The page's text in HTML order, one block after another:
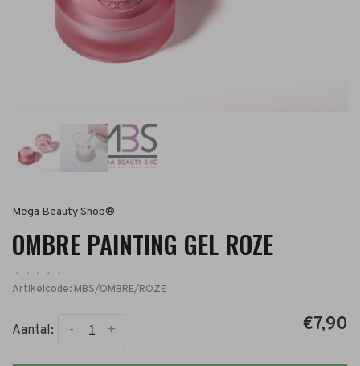
Mega Beauty Shop®
OMBRE PAINTING GEL ROZE
• • • •
•
Artikelcode: MBS/OMBRE/ROZE
Aantal: +
- €7,90